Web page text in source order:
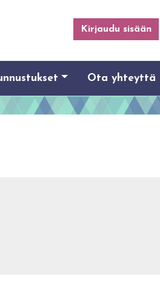
Kirjaudu sisään
Ota yhteyttä